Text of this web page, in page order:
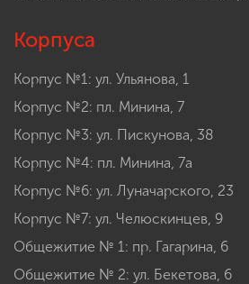
Корпуса
Корпус №1: ул. Ульянова, 1
Корпус №2: пл. Минина, 7
Корпус №3: ул. Пискунова, 38
Корпус №4: пл. Минина, 7а
Корпус №6: ул. Луначарского, 23
Корпус №7: ул. Челюскинцев, 9
Общежитие № 1: пр. Гагарина, 6
Общежитие № 2: ул. Бекетова, 6